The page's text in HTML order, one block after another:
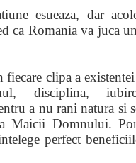
esueaza, dar
ca Romania va juca
clipa a
disciplina,
a nu rani natura si
Maicii Domnului.
perfect